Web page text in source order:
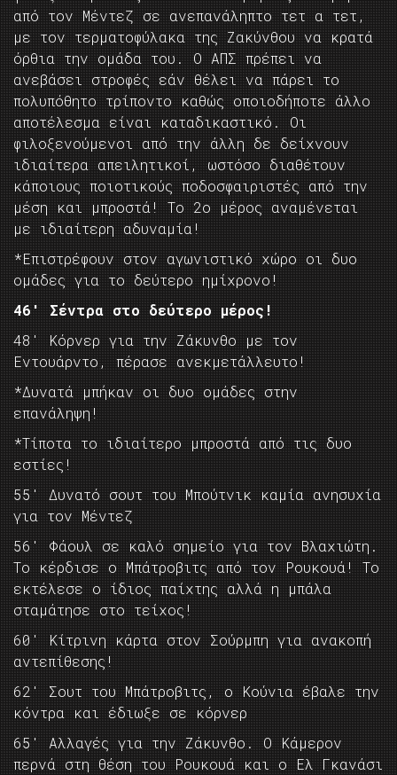
από τον Μέντεζ σε ανεπανάληπτο τετ α τετ,
με τον τερματοφύλακα της Ζακύνθου να κρατά
όρθια την ομάδα του. Ο ΑΠΣ πρέπει να
ανεβάσει στροφές εάν θέλει να πάρει το
πολυπόθητο τρίποντο καθώς οποιοδήποτε άλλο
αποτέλεσμα είναι καταδικαστικό. Οι
φιλοξενούμενοι από την άλλη δε δείχνουν
ιδιαίτερα απειλητικοί, ωστόσο διαθέτουν
κάποιους ποιοτικούς ποδοσφαιριστές από την
μέση και μπροστά! Το 2ο μέρος αναμένεται
με ιδιαίτερη αδυναμία!
*Επιστρέφουν στον αγωνιστικό χώρο οι δυο
ομάδες για το δεύτερο ημίχρονο!
46′ Σέντρα στο δεύτερο μέρος!
48′ Κόρνερ για την Ζάκυνθο με τον
Εντουάρντο, πέρασε ανεκμετάλλευτο!
*Δυνατά μπήκαν οι δυο ομάδες στην
επανάληψη!
*Τίποτα το ιδιαίτερο μπροστά από τις δυο
εστίες!
55′ Δυνατό σουτ του Μπούτνικ καμία ανησυχία
για τον Μέντεζ
56′ Φάουλ σε καλό σημείο για τον Βλαχιώτη.
Το κέρδισε ο Μπάτροβιτς από τον Ρουκουά! Το
εκτέλεσε ο ίδιος παίχτης αλλά η μπάλα
σταμάτησε στο τείχος!
60′ Κίτρινη κάρτα στον Σούρμπη για ανακοπή
αντεπίθεσης!
62′ Σουτ του Μπάτροβιτς, ο Κούνια έβαλε την
κόντρα και έδιωξε σε κόρνερ
65′ Αλλαγές για την Ζάκυνθο. Ο Κάμερον
περνά στη θέση του Ρουκουά και ο Ελ Γκανάσι